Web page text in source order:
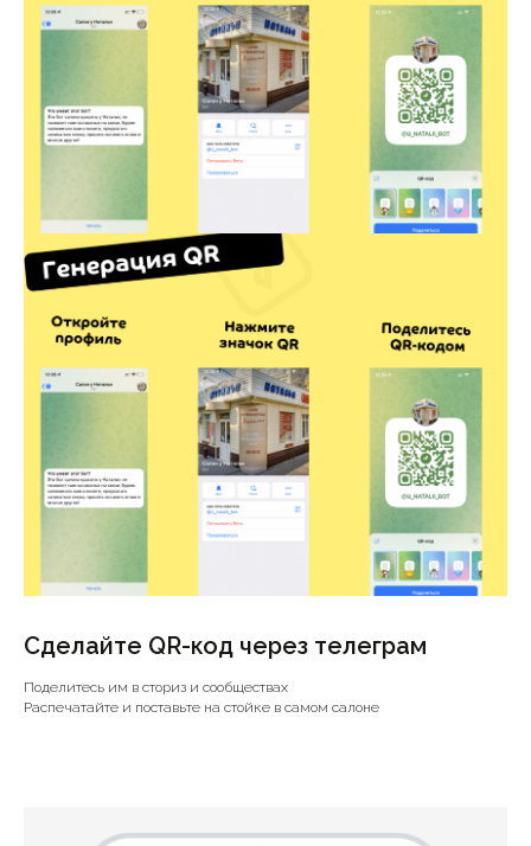
Сделайте QR-код через телеграм
Поделитесь им в сториз и сообществах
Распечатайте и поставьте на стойке в самом салоне